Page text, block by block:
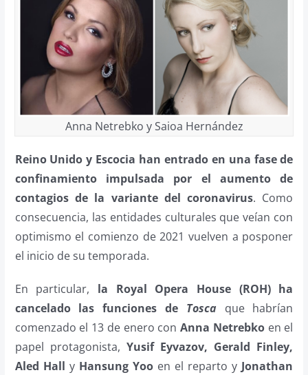
Anna Netrebko y Saioa Hernández
Reino Unido y Escocia han entrado en una fase de
confinamiento impulsada por el aumento de
contagios de la variante del coronavirus. Como
consecuencia, las entidades culturales que veían con
optimismo el comienzo de 2021 vuelven a posponer
el inicio de su temporada.
En particular, la Royal Opera House (ROH) ha
cancelado las funciones de Toscaque habrían
comenzado el 13 de enero conAnna Netrebkoen el
papel protagonista, Yusif Eyvazov, Gerald Finley,
Aled Hall yHansung Yooen el reparto y Jonathan